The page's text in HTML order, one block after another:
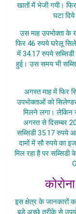
खातों में भेजी गयी।
घटा
उस माह उपभोक्ता के
फिर 46 रुपये घरेलू
में 34.17 रुपये
हुई। उस समय भी
अगस्त माह में फिर
उपभोक्ताओं को
मिलने लगा। लेकिन
अगस्त से दिसम्बर
सब्सिडी 35.17 रुपये
दामों में सौ रुपये का
मिल रहा है पर
इस क्षेत्र के जानकारों
बड़े अच्छे तरीके से